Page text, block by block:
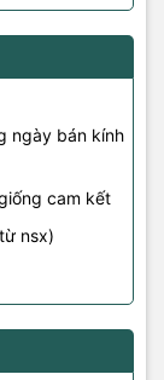
ngày bán kính
cam kết
nsx)